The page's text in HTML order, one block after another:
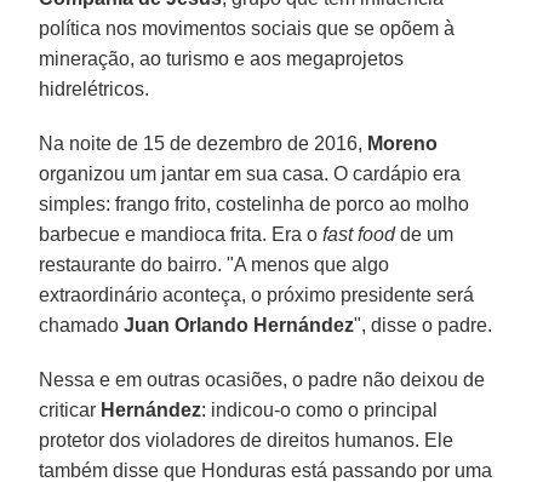
política nos movimentos sociais que se opõem à
mineração, ao turismo e aos megaprojetos
hidrelétricos.
Na noite de 15 de dezembro de 2016, Moreno
organizou um jantar em sua casa. O cardápio era
simples: frango frito, costelinha de porco ao molho
barbecue e mandioca frita. Era ofast foodde um
restaurante do bairro. "A menos que algo
extraordinário aconteça, o próximo presidente será
chamadoJuan Orlando Hernández", disse o padre.
Nessa e em outras ocasiões, o padre não deixou de
criticar Hernández: indicou-o como o principal
protetor dos violadores de direitos humanos. Ele
também disse que Honduras está passando por uma